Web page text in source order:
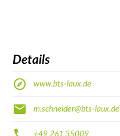
Details
www.bts-laux.de
m.schneider@bts-laux.de
+49 261 35009